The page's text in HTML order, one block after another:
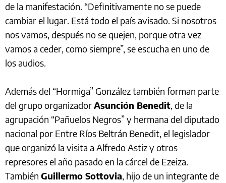
de la manifestación. “Definitivamente no se puede
cambiar el lugar. Está todo el país avisado. Si nosotros
nos vamos, después no se quejen, porque otra vez
vamos a ceder, como siempre”, se escucha en uno de
los audios.
Además del “Hormiga” González también forman parte
del grupo organizadorAsunción Benedit, de la
agrupación “Pañuelos Negros” y hermana del diputado
nacional por Entre Ríos Beltrán Benedit, el legislador
que organizó la visita a Alfredo Astiz y otros
represores el año pasado en la cárcel de Ezeiza.
También Guillermo Sottovia, hijo de un integrante de